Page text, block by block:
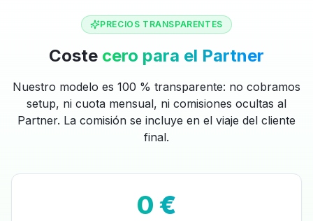
PRECIOS TRANSPARENTES
Coste cero para el Partner
Nuestro modelo es 100 % transparente: no cobramos
setup, ni cuota mensual, ni comisiones ocultas al
Partner. La comisión se incluye en el viaje del cliente
final.
0 €